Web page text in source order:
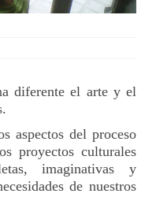
diferente el arte y el
aspectos del proceso
proyectos culturales
imaginativas y
de nuestros